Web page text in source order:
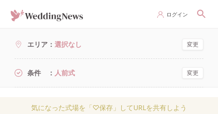
ログイン
エリア 選択なし 変更
条件 人前式 変更
気になった式場を「♡保存」してURLを共有しよう